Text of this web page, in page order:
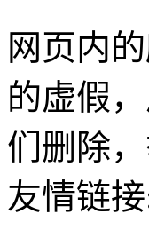
网页内
的虚假
们删除
友情链